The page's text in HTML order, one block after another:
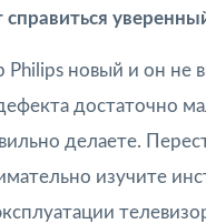
Philips новый и он не
достаточно
делаете.
изучите